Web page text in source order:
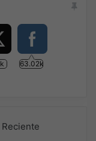
63.02k
Reciente